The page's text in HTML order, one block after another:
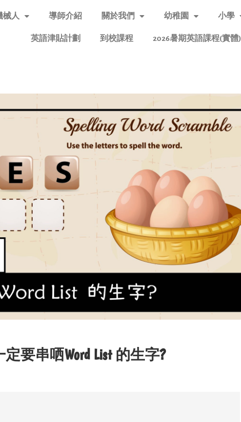
械人 導師介紹 關於我們 幼稚園 小學
英語津貼計劃 到校課程 2026暑期英語課程(實體)
要串哂Word List 的生字?